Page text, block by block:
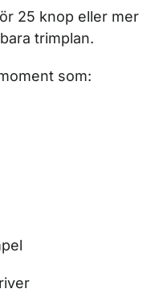
25 knop eller mer
trimplan.
som: